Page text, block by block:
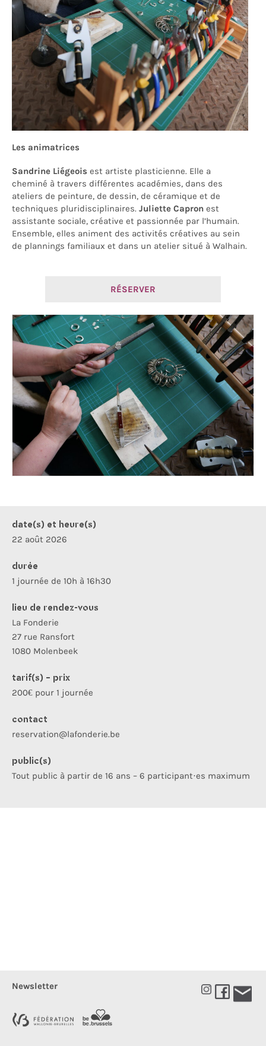
Les animatrices
Sandrine Liégeois est artiste plasticienne. Elle a
cheminé à travers différentes académies, dans des
ateliers de peinture, de dessin, de céramique et de
techniques pluridisciplinaires. Juliette Capron est
assistante sociale, créative et passionnée par l’humain.
Ensemble, elles animent des activités créatives au sein
de plannings familiaux et dans un atelier situé à Walhain.
RÉSERVER
date(s) et heure(s)
22 août 2026
durée
1 journée de 10h à 16h30
lieu de rendez-vous
La Fonderie
27 rue Ransfort
1080 Molenbeek
tarif(s) - prix
200€ pour 1 journée
contact
reservation@lafonderie.be
public(s)
Tout public à partir de 16 ans – 6 participant·es maximum
Newsletter